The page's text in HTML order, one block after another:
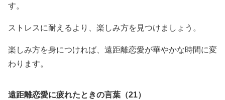
す。
ストレスに耐えるより、楽しみ方を見つけましょう。
楽しみ方を身につければ、遠距離恋愛が華やかな時間に変
わります。
遠距離恋愛に疲れたときの言葉（21）